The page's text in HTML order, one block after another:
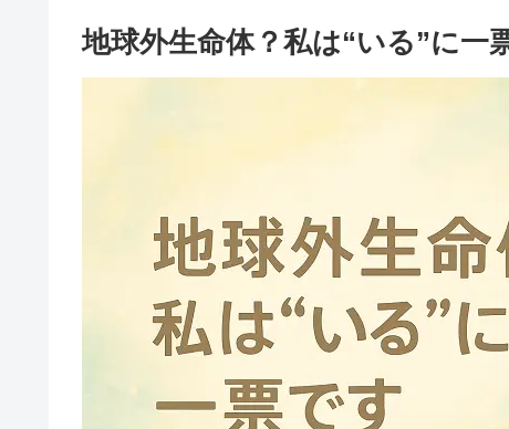
地球外生命体？私は“いる”に一